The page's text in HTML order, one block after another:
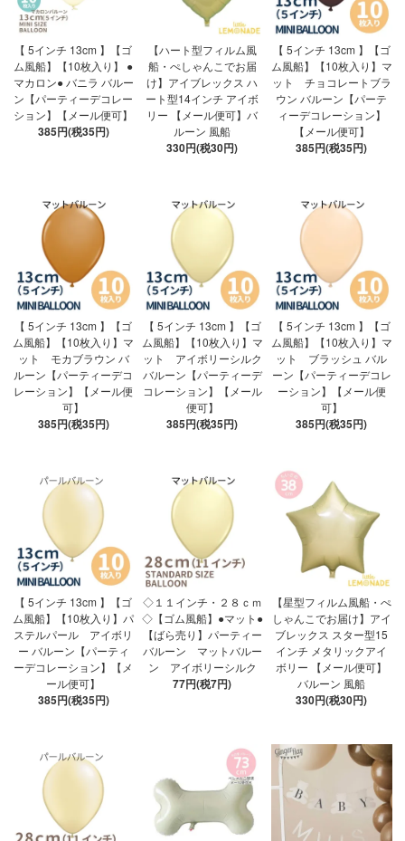
【 5インチ 13cm 】【ゴ
ム風船】【10枚入り】 ●
マカロン● バニラ バルー
ン【パーティーデコレー
ション】【メール便可】
385円(税35円)
【ハート型フィルム風
船・ぺしゃんこでお届
け】アイブレックス ハ
ート型14インチ アイボ
リー 【メール便可】バ
ルーン 風船
330円(税30円)
【 5インチ 13cm 】【ゴ
ム風船】【10枚入り】マ
ット チョコレートブラ
ウン バルーン【パーテ
ィーデコレーション】
【メール便可】
385円(税35円)
【 5インチ 13cm 】【ゴ
ム風船】【10枚入り】マ
ット モカブラウン バ
ルーン【パーティーデコ
レーション】【メール便
可】
385円(税35円)
【 5インチ 13cm 】【ゴ
ム風船】【10枚入り】マ
ット アイボリーシルク
バルーン【パーティーデ
コレーション】【メール
便可】
385円(税35円)
【 5インチ 13cm 】【ゴ
ム風船】【10枚入り】マ
ット ブラッシュ バル
ーン【パーティーデコレ
ーション】【メール便
可】
385円(税35円)
【 5インチ 13cm 】【ゴ
ム風船】【10枚入り】パ
ステルパール アイボリ
ー バルーン【パーティ
ーデコレーション】【メ
ール便可】
385円(税35円)
◇１１インチ・２８ｃｍ
◇【ゴム風船】●マット●
【ばら売り】パーティー
バルーン マットバルー
ン アイボリーシルク
77円(税7円)
【星型フィルム風船・ぺ
しゃんこでお届け】アイ
ブレックス スター型15
インチ メタリックアイ
ボリー 【メール便可】
バルーン 風船
330円(税30円)